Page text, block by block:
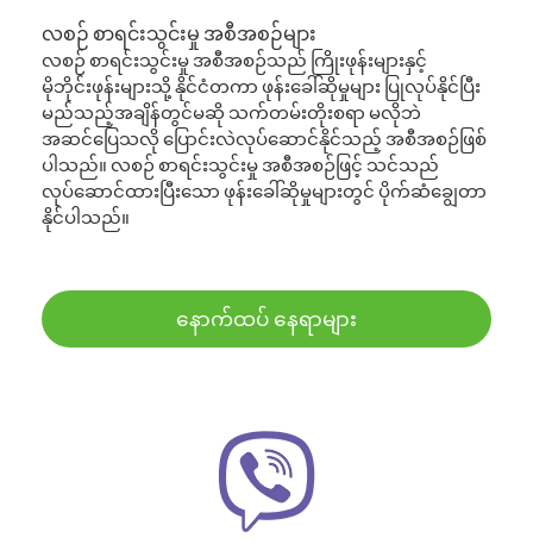
လစဉ် စာရင်းသွင်းမှု အစီအစဉ်များ
လစဉ် စာရင်းသွင်းမှု အစီအစဉ်သည် ကြိုးဖုန်းများနှင့်
မိုဘိုင်းဖုန်းများသို့ နိုင်ငံတကာ ဖုန်းခေါ်ဆိုမှုများ ပြုလုပ်နိုင်ပြီး
မည်သည့်အချိန်တွင်မဆို သက်တမ်းတိုးစရာ မလိုဘဲ
အဆင်ပြေသလို ပြောင်းလဲလုပ်ဆောင်နိုင်သည့် အစီအစဉ်ဖြစ်
ပါသည်။ လစဉ် စာရင်းသွင်းမှု အစီအစဉ်ဖြင့် သင်သည်
လုပ်ဆောင်ထားပြီးသော ဖုန်းခေါ်ဆိုမှုများတွင် ပိုက်ဆံချွေတာ
နိုင်ပါသည်။
နောက်ထပ် နေရာများ